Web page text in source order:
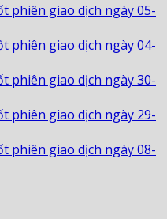
phiên giao dịch ngày 05-
phiên giao dịch ngày 04-
phiên giao dịch ngày 30-
phiên giao dịch ngày 29-
phiên giao dịch ngày 08-